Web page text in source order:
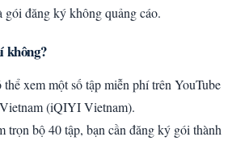
gói đăng ký không quảng cáo.
không?
thể xem một số tập miễn phí trên YouTube
(iQIYI Vietnam).
trọn bộ 40 tập, bạn cần đăng ký gói thành